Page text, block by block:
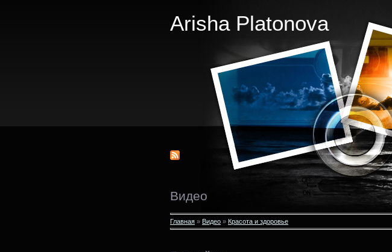
Arisha Platonova
Видео
Главная » Видео » Красота и здоровье